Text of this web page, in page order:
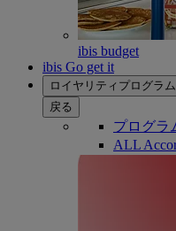
ibis budget
ibis Go get it
ロイヤリティプログラム
戻る
プログラ
ALL